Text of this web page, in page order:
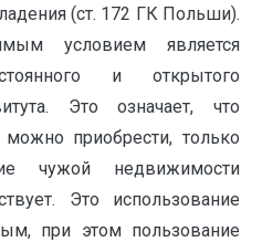
(ст. 172 ГК Польши).
условием является
и открытого
Это означает, что
приобрести, только
чужой недвижимости
Это использование
при этом пользование